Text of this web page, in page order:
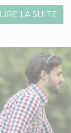
LIRE LA SUITE